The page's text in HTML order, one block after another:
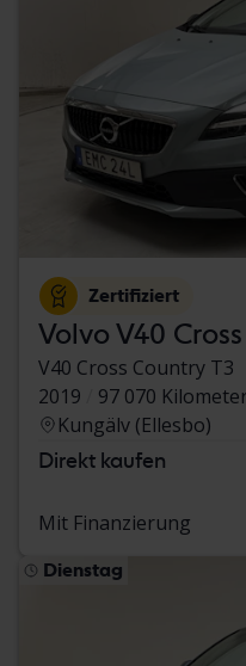
Zertifiziert
Volvo V40
V40 Cross Country T3
2019
97 070
Kungälv (Ellesbo)
Direkt kaufen
Mit Finanzierung
Dienstag